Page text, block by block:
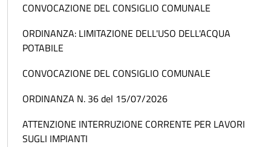
CONVOCAZIONE DEL CONSIGLIO COMUNALE
ORDINANZA: LIMITAZIONE DELL'USO DELL'ACQUA
POTABILE
CONVOCAZIONE DEL CONSIGLIO COMUNALE
ORDINANZA N. 36 del 15/07/2026
ATTENZIONE INTERRUZIONE CORRENTE PER LAVORI
SUGLI IMPIANTI